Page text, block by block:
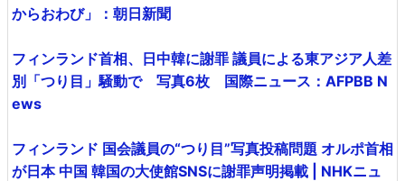
からおわび」：朝日新聞
フィンランド首相、日中韓に謝罪 議員による東アジア人差
別「つり目」騒動で 写真6枚 国際ニュース：AFPBB N
ews
フィンランド 国会議員の“つり目”写真投稿問題 オルポ首相
が日本 中国 韓国の大使館SNSに謝罪声明掲載 | NHKニュ